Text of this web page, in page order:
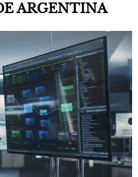
ARGENTINA